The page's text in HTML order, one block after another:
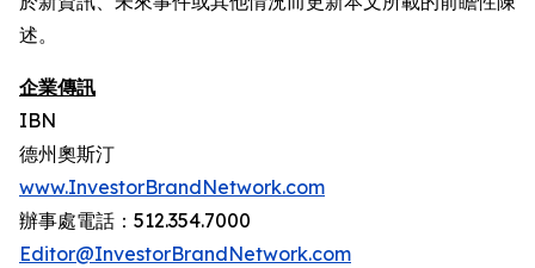
述。
企業傳訊
IBN
德州奧斯汀
www.InvestorBrandNetwork.com
辦事處電話：512.354.7000
Editor@InvestorBrandNetwork.com